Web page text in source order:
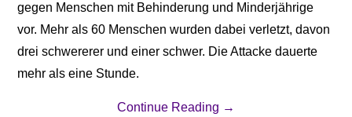
gegen Menschen mit Behinderung und Minderjährige
vor. Mehr als 60 Menschen wurden dabei verletzt, davon
drei schwererer und einer schwer. Die Attacke dauerte
mehr als eine Stunde.
Continue Reading →